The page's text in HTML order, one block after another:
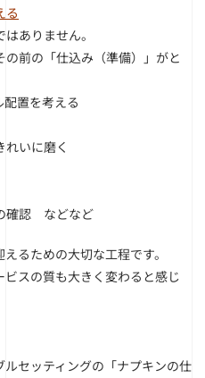
る
ありません。
前の「仕込み（準備）」がと
配置を考える
れいに磨く
確認 などなど
るための大切な工程です。
スの質も大きく変わると感じ
セッティングの「ナプキンの仕